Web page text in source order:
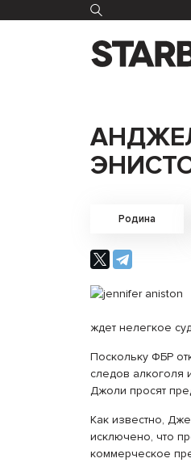
Родина
ждет нелегкое
Поскольку ФБР
следов алкоголя
Джоли просят
Как известно,
исключено, что
коммерческое